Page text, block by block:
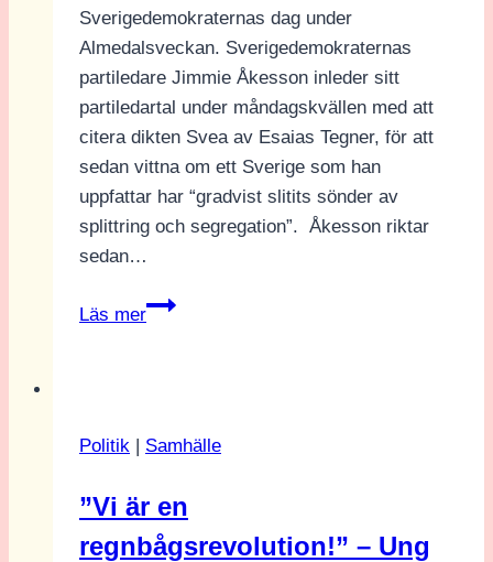
Sverigedemokraternas dag under
Almedalsveckan. Sverigedemokraternas
partiledare Jimmie Åkesson inleder sitt
partiledartal under måndagskvällen med att
citera dikten Svea av Esaias Tegner, för att
sedan vittna om ett Sverige som han
uppfattar har “gradvist slitits sönder av
splittring och segregation”. Åkesson riktar
sedan…
Läs mer
Jimmie
samarbete
M
och
Politik | Samhälle
”Vi är en
regnbågsrevolution!” – Ung